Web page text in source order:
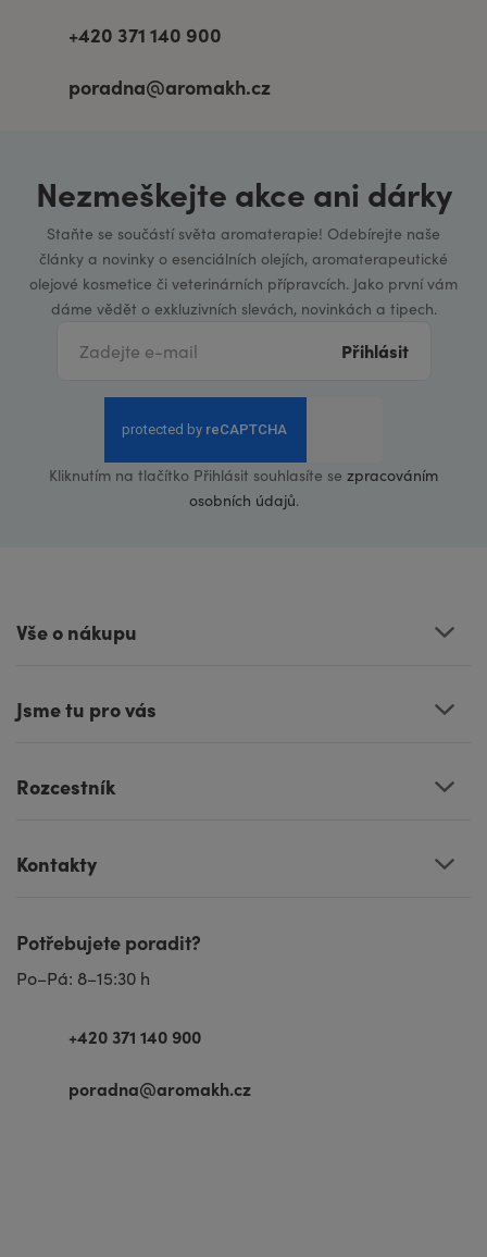
+420 371 140 900
poradna@aromakh.cz
Nezmeškejte akce ani dárky
Staňte se součástí světa aromaterapie! Odebírejte naše
články a novinky o esenciálních olejích, aromaterapeutické
olejové kosmetice či veterinárních přípravcích. Jako první vám
dáme vědět o exkluzivních slevách, novinkách a tipech.
Přihlásit
Kliknutím na tlačítko Přihlásit souhlasíte se zpracováním
osobních údajů.
Vše o nákupu
Jsme tu pro vás
Rozcestník
Kontakty
Potřebujete poradit?
Po–Pá: 8–15:30 h
+420 371 140 900
poradna@aromakh.cz